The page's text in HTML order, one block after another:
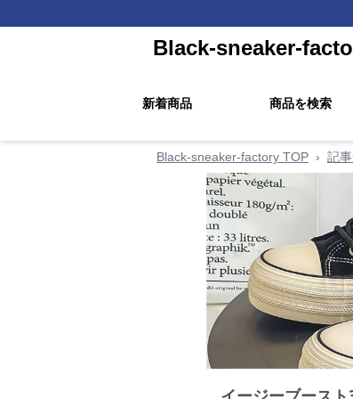
Black-sneaker-
新着商品 商品を検索
Black-sneaker-factory TOP › 記